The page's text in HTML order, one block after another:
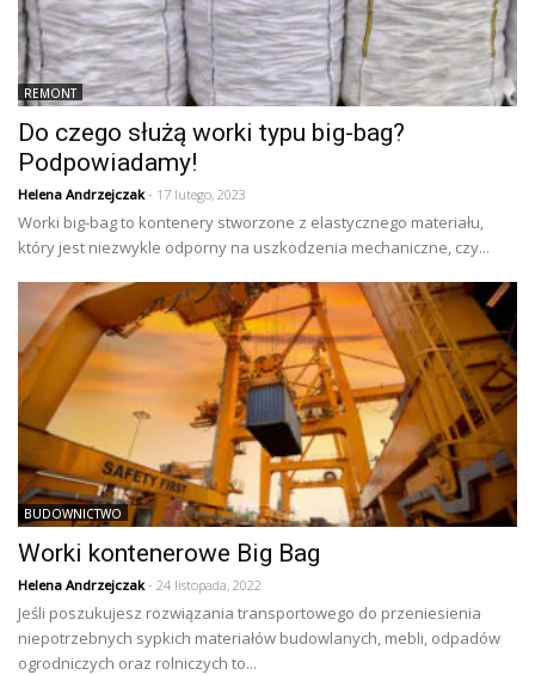
REMONT
Do czego służą worki typu big-bag?
Podpowiadamy!
Helena Andrzejczak- 17 lutego, 2023
Worki big-bag to kontenery stworzone z elastycznego materiału,
który jest niezwykle odporny na uszkodzenia mechaniczne, czy...
BUDOWNICTWO
Worki kontenerowe Big Bag
Helena Andrzejczak- 24 listopada, 2022
Jeśli poszukujesz rozwiązania transportowego do przeniesienia
niepotrzebnych sypkich materiałów budowlanych, mebli, odpadów
ogrodniczych oraz rolniczych to...